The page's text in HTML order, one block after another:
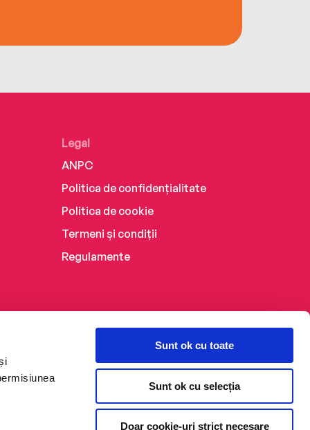
Sunt ok cu toate
Sunt ok cu selecția
Doar cookie-uri strict necesare
Legal
ANPC
Politica de confidențialitate
Politica de cookie
Termeni și condiții
Regulamente